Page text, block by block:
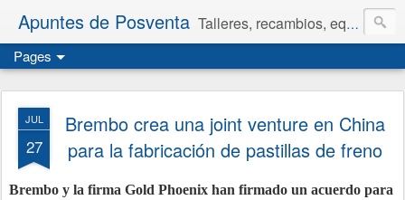
Apuntes de Posventa Talleres, recambios, equipamiento y neumáticos.
Pages
JUL
27
Brembo crea una joint venture en China
para la fabricación de pastillas de freno
Brembo y la firma Gold Phoenix han firmado un acuerdo para